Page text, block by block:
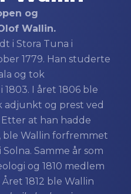
og
Wallin.
i Stora Tuna i
1779. Han studerte
og tok
1803. I året 1806 ble
adjunkt og prest ved
Etter at han hadde
ble Wallin forfremmet
Samme år som
og 1810 medlem
Året 1812 ble Wallin